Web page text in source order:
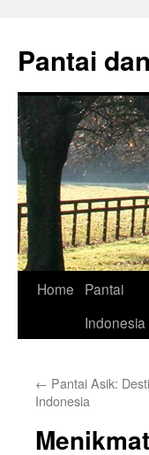
content
Pantai
Home
Pantai
Indonesia
← Pantai Asik:
Indonesia